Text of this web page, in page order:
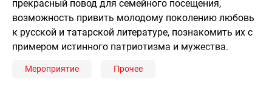
прекрасный повод для семейного посещения,
возможность привить молодому поколению любовь
к русской и татарской литературе, познакомить их с
примером истинного патриотизма и мужества.
Мероприятие Прочее